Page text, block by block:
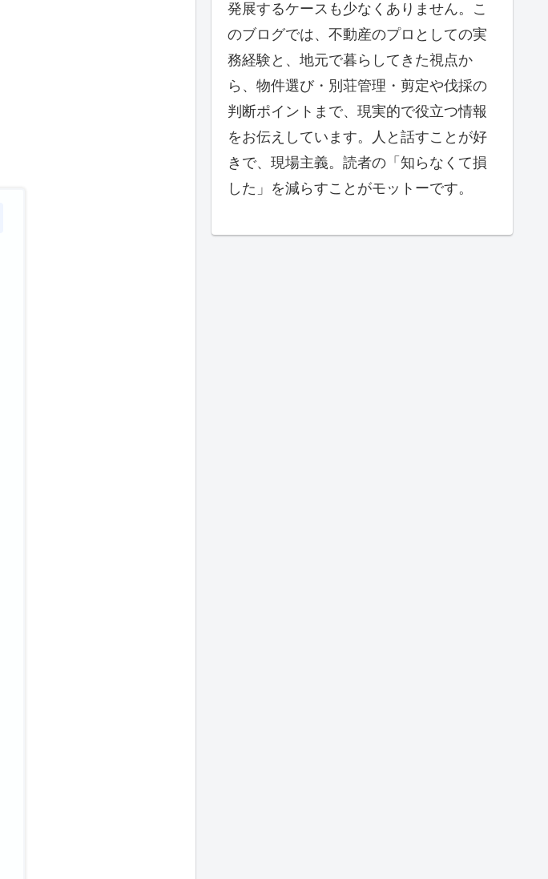
発展するケースも少なくありません。こ
のブログでは、不動産のプロとしての実
務経験と、地元で暮らしてきた視点か
ら、物件選び・別荘管理・剪定や伐採の
判断ポイントまで、現実的で役立つ情報
をお伝えしています。人と話すことが好
きで、現場主義。読者の「知らなくて損
した」を減らすことがモットーです。